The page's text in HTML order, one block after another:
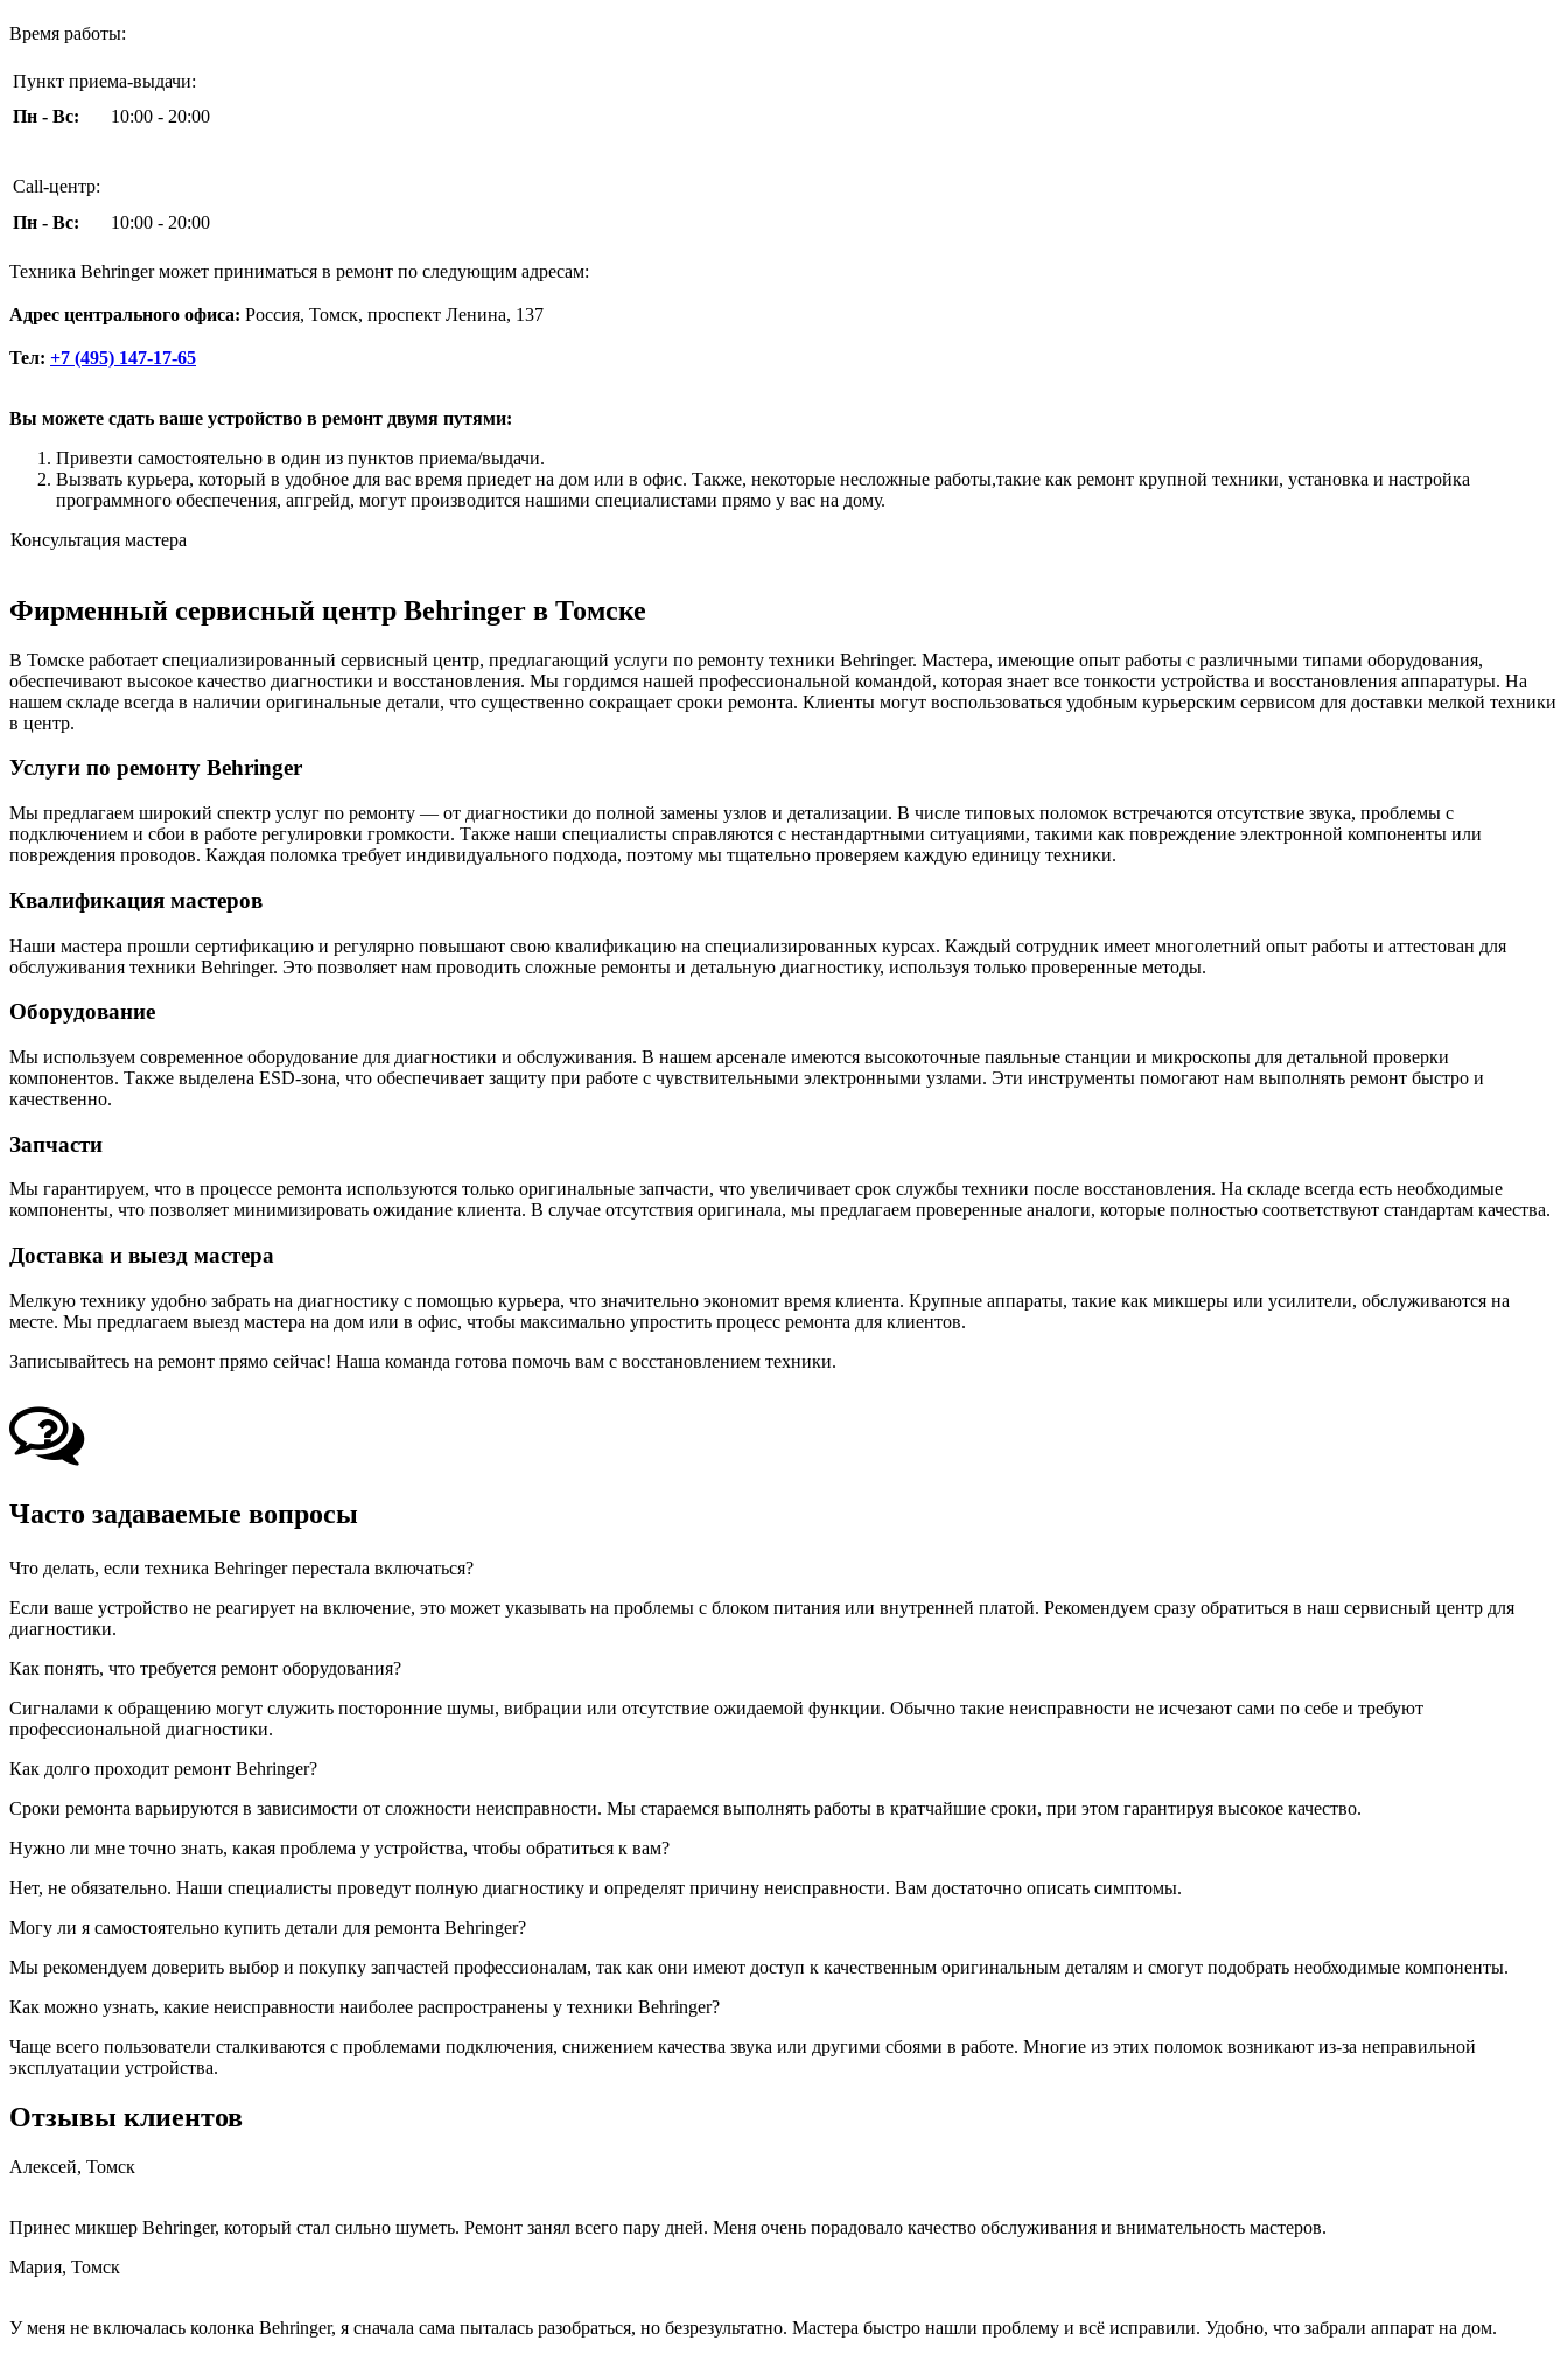
Время работы:
Пункт приема-выдачи:
Пн - Вс:
10:00 - 20:00
Call-центр:
Пн - Вс:
10:00 - 20:00
Техника Behringer может приниматься в ремонт по следующим адресам:
Адрес центрального офиса: Россия, Томск, проспект Ленина, 137
Тел: +7 (495) 147-17-65
Вы можете сдать ваше устройство в ремонт двумя путями:
Привезти самостоятельно в один из пунктов приема/выдачи.
Вызвать курьера, который в удобное для вас время приедет на дом или в офис. Также, некоторые несложные работы,такие как ремонт крупной техники, установка и настройка
программного обеспечения, апгрейд, могут производится нашими специалистами прямо у вас на дому.
Консультация мастера
Фирменный сервисный центр Behringer в Томске
В Томске работает специализированный сервисный центр, предлагающий услуги по ремонту техники Behringer. Мастера, имеющие опыт работы с различными типами оборудования,
обеспечивают высокое качество диагностики и восстановления. Мы гордимся нашей профессиональной командой, которая знает все тонкости устройства и восстановления аппаратуры. На
нашем складе всегда в наличии оригинальные детали, что существенно сокращает сроки ремонта. Клиенты могут воспользоваться удобным курьерским сервисом для доставки мелкой техники
в центр.
Услуги по ремонту Behringer
Мы предлагаем широкий спектр услуг по ремонту — от диагностики до полной замены узлов и детализации. В числе типовых поломок встречаются отсутствие звука, проблемы с
подключением и сбои в работе регулировки громкости. Также наши специалисты справляются с нестандартными ситуациями, такими как повреждение электронной компоненты или
повреждения проводов. Каждая поломка требует индивидуального подхода, поэтому мы тщательно проверяем каждую единицу техники.
Квалификация мастеров
Наши мастера прошли сертификацию и регулярно повышают свою квалификацию на специализированных курсах. Каждый сотрудник имеет многолетний опыт работы и аттестован для
обслуживания техники Behringer. Это позволяет нам проводить сложные ремонты и детальную диагностику, используя только проверенные методы.
Оборудование
Мы используем современное оборудование для диагностики и обслуживания. В нашем арсенале имеются высокоточные паяльные станции и микроскопы для детальной проверки
компонентов. Также выделена ESD-зона, что обеспечивает защиту при работе с чувствительными электронными узлами. Эти инструменты помогают нам выполнять ремонт быстро и
качественно.
Запчасти
Мы гарантируем, что в процессе ремонта используются только оригинальные запчасти, что увеличивает срок службы техники после восстановления. На складе всегда есть необходимые
компоненты, что позволяет минимизировать ожидание клиента. В случае отсутствия оригинала, мы предлагаем проверенные аналоги, которые полностью соответствуют стандартам качества.
Доставка и выезд мастера
Мелкую технику удобно забрать на диагностику с помощью курьера, что значительно экономит время клиента. Крупные аппараты, такие как микшеры или усилители, обслуживаются на
месте. Мы предлагаем выезд мастера на дом или в офис, чтобы максимально упростить процесс ремонта для клиентов.
Записывайтесь на ремонт прямо сейчас! Наша команда готова помочь вам с восстановлением техники.
Часто задаваемые вопросы
Что делать, если техника Behringer перестала включаться?
Если ваше устройство не реагирует на включение, это может указывать на проблемы с блоком питания или внутренней платой. Рекомендуем сразу обратиться в наш сервисный центр для
диагностики.
Как понять, что требуется ремонт оборудования?
Сигналами к обращению могут служить посторонние шумы, вибрации или отсутствие ожидаемой функции. Обычно такие неисправности не исчезают сами по себе и требуют
профессиональной диагностики.
Как долго проходит ремонт Behringer?
Сроки ремонта варьируются в зависимости от сложности неисправности. Мы стараемся выполнять работы в кратчайшие сроки, при этом гарантируя высокое качество.
Нужно ли мне точно знать, какая проблема у устройства, чтобы обратиться к вам?
Нет, не обязательно. Наши специалисты проведут полную диагностику и определят причину неисправности. Вам достаточно описать симптомы.
Могу ли я самостоятельно купить детали для ремонта Behringer?
Мы рекомендуем доверить выбор и покупку запчастей профессионалам, так как они имеют доступ к качественным оригинальным деталям и смогут подобрать необходимые компоненты.
Как можно узнать, какие неисправности наиболее распространены у техники Behringer?
Чаще всего пользователи сталкиваются с проблемами подключения, снижением качества звука или другими сбоями в работе. Многие из этих поломок возникают из-за неправильной
эксплуатации устройства.
Отзывы клиентов
Алексей, Томск
Принес микшер Behringer, который стал сильно шуметь. Ремонт занял всего пару дней. Меня очень порадовало качество обслуживания и внимательность мастеров.
Мария, Томск
У меня не включалась колонка Behringer, я сначала сама пыталась разобраться, но безрезультатно. Мастера быстро нашли проблему и всё исправили. Удобно, что забрали аппарат на дом.